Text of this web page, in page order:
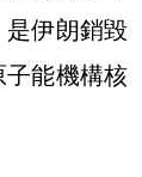
是伊朗銷毀
能機構核